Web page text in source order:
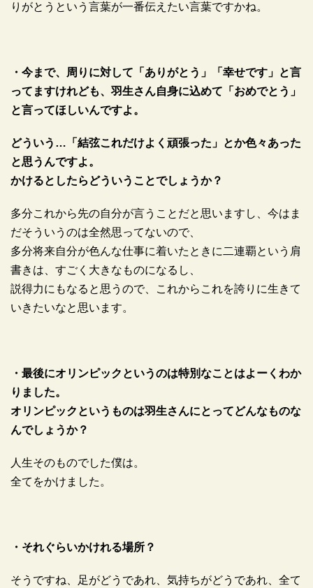
りがとうという言葉が一番伝えたい言葉ですかね。
・今まで、周りに対して「ありがとう」「幸せです」と言
ってますけれども、羽生さん自身に込めて「おめでとう」
と言ってほしいんですよ。
どういう…「結弦これだけよく頑張った」とか色々あった
と思うんですよ。
かけるとしたらどういうことでしょうか？
多分これから先の自分が言うことだと思いますし、今はま
だそういうのは全然思ってないので、
多分将来自分が色んな仕事に着いたときに二連覇という肩
書きは、すごく大きなものになるし、
説得力にもなると思うので、これからこれを誇りに生きて
いきたいなと思います。
・最後にオリンピックというのは特別なことはよーくわか
りました。
オリンピックというものは羽生さんにとってどんなものな
んでしょうか？
人生そのものでした僕は。
全てをかけました。
・それぐらいかけれる場所？
そうですね、足がどうであれ、気持ちがどうであれ、全て